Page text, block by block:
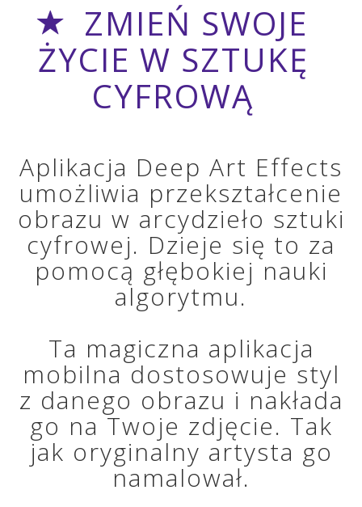
ZMIEŃ SWOJE
ŻYCIE W SZTUKĘ
CYFROWĄ
Aplikacja Deep Art Effects
umożliwia przekształcenie
obrazu w arcydzieło sztuki
cyfrowej. Dzieje się to za
pomocą głębokiej nauki
algorytmu.
Ta magiczna aplikacja
mobilna dostosowuje styl
z danego obrazu i nakłada
go na Twoje zdjęcie. Tak
jak oryginalny artysta go
namalował.